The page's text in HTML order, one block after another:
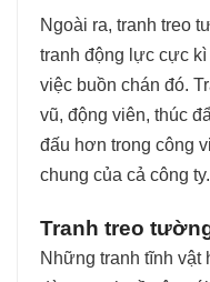
Ngoài ra, tranh treo
tranh động lực cực
việc buồn chán đó.
vũ, động viên, thúc
đấu hơn trong công
chung của cả công ty.
Tranh treo
Những tranh tĩnh vật